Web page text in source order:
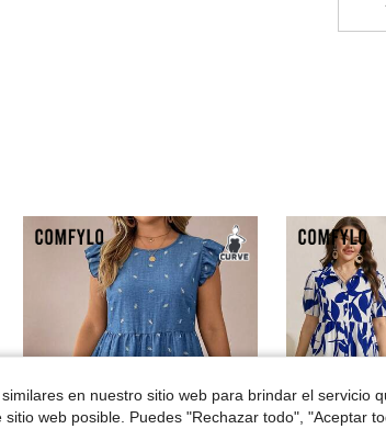
en nuestro sitio web para brindar el servicio
web posible. Puedes "Rechazar todo", "Aceptar